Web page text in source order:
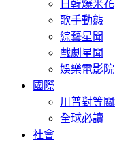
日韓爆米花
歌手動態
綜藝星聞
戲劇星聞
娛樂電影院
國際
川普對等
全球必讀
社會